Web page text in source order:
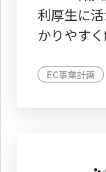
利厚生に
かりやす
EC事業計画